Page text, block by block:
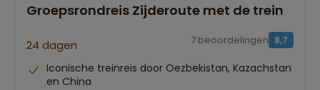
Groepsrondreis Zijderoute met de trein
24 dagen 8,7
7 beoordelingen
Iconische treinreis door Oezbekistan, Kazachstan
en China